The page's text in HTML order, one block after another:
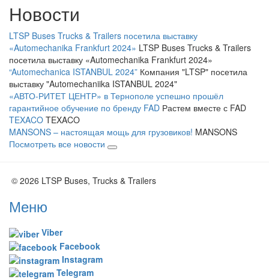
Новости
LTSP Buses Trucks & Trailers посетила выставку
«Automechanika Frankfurt 2024» LTSP Buses Trucks & Trailers
посетила выставку «Automechanika Frankfurt 2024»
“Automechanica ISTANBUL 2024” Компания "LTSP" посетила
выставку "Automechaniika ISTANBUL 2024"
«АВТО-РИТЕТ ЦЕНТР» в Тернополе успешно прошёл
гарантийное обучение по бренду FAD Растем вместе с FAD
TEXACO TEXACO
MANSONS – настоящая мощь для грузовиков! MANSONS
Посмотреть все новости
© 2026 LTSP Buses, Trucks & Trailers
Меню
Viber
Facebook
Instagram
Telegram